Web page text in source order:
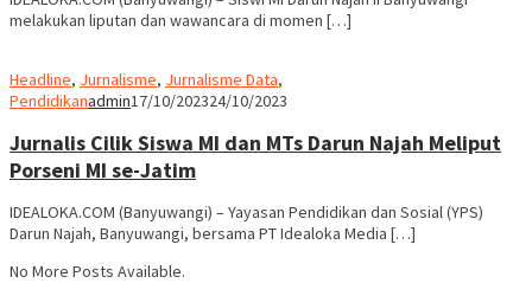
melakukan liputan dan wawancara di momen […]
Headline, Jurnalisme, Jurnalisme Data,
Pendidikanadmin17/10/202324/10/2023
Jurnalis Cilik Siswa MI dan MTs Darun Najah Meliput
Porseni MI se-Jatim
IDEALOKA.COM (Banyuwangi) – Yayasan Pendidikan dan Sosial (YPS)
Darun Najah, Banyuwangi, bersama PT Idealoka Media […]
No More Posts Available.